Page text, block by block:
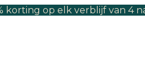
korting op elk verblijf van 4